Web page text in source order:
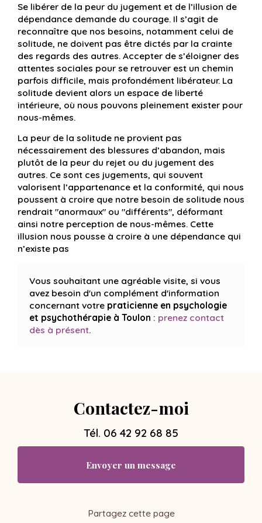
Se libérer de la peur du jugement et de l’illusion de
dépendance demande du courage. Il s’agit de
reconnaître que nos besoins, notamment celui de
solitude, ne doivent pas être dictés par la crainte
des regards des autres. Accepter de s’éloigner des
attentes sociales pour se retrouver est un chemin
parfois difficile, mais profondément libérateur. La
solitude devient alors un espace de liberté
intérieure, où nous pouvons pleinement exister pour
nous-mêmes.
La peur de la solitude ne provient pas
nécessairement des blessures d’abandon, mais
plutôt de la peur du rejet ou du jugement des
autres. Ce sont ces jugements, qui souvent
valorisent l’appartenance et la conformité, qui nous
poussent à croire que notre besoin de solitude nous
rendrait "anormaux" ou "différents", déformant
ainsi notre perception de nous-mêmes. Cette
illusion nous pousse à croire à une dépendance qui
n’existe pas
Vous souhaitant une agréable visite, si vous
avez besoin d'un complément d'information
concernant votre praticienne en psychologie
et psychothérapie à Toulon : prenez contact
dès à présent.
Contactez-moi
Tél. 06 42 92 68 85
Envoyer un message
Partagez cette page